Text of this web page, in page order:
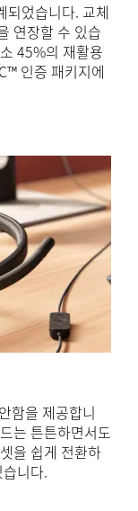
되었습니다. 교체
연장할 수 있습
45%의 재활용
버전에는 플라스
인증 패키지에
함을 제공합니
는 튼튼하면서도
을 쉽게 전환하
니다.